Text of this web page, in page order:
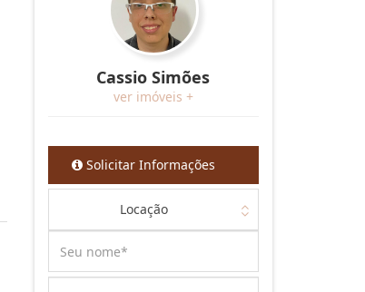
Cassio Simões
ver imóveis +
Solicitar Informações
Locação